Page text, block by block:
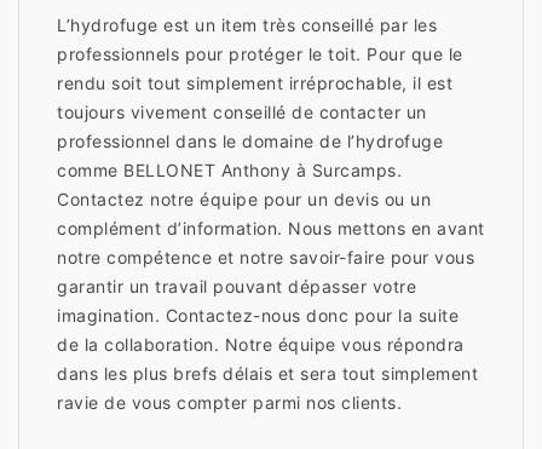
L’hydrofuge est un item très conseillé par les
professionnels pour protéger le toit. Pour que le
rendu soit tout simplement irréprochable, il est
toujours vivement conseillé de contacter un
professionnel dans le domaine de l’hydrofuge
comme BELLONET Anthony à Surcamps.
Contactez notre équipe pour un devis ou un
complément d’information. Nous mettons en avant
notre compétence et notre savoir-faire pour vous
garantir un travail pouvant dépasser votre
imagination. Contactez-nous donc pour la suite
de la collaboration. Notre équipe vous répondra
dans les plus brefs délais et sera tout simplement
ravie de vous compter parmi nos clients.